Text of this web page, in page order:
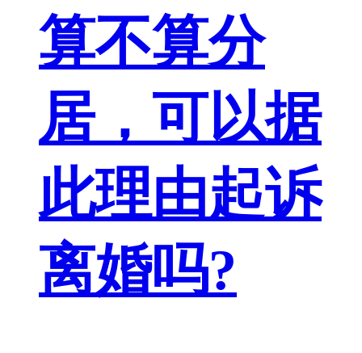
算不算分
居，可以据
此理由起诉
离婚吗?